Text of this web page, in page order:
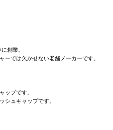
創業。
ーでは欠かせない老舗メーカーです。
ップです。
シュキャップです。